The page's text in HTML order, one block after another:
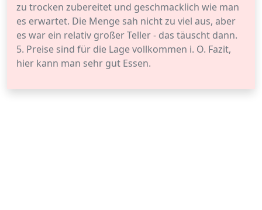
zu trocken zubereitet und geschmacklich wie man
es erwartet. Die Menge sah nicht zu viel aus, aber
es war ein relativ großer Teller - das täuscht dann.
5. Preise sind für die Lage vollkommen i. O. Fazit,
hier kann man sehr gut Essen.